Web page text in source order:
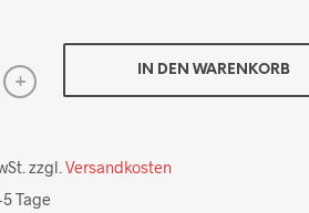
IN DEN WARENKORB
zzgl. Versandkosten
5 Tage